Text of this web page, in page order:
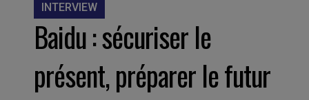
INTERVIEW
Baidu : sécuriser le
présent, préparer le futur